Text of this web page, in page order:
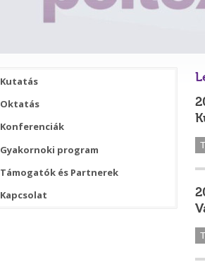
Kutatás
Oktatás
Konferenciák
Gyakornoki program
Támogatók és Partnerek
Kapcsolat